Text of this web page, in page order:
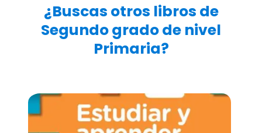
¿Buscas otros libros de
Segundo grado de nivel
Primaria?